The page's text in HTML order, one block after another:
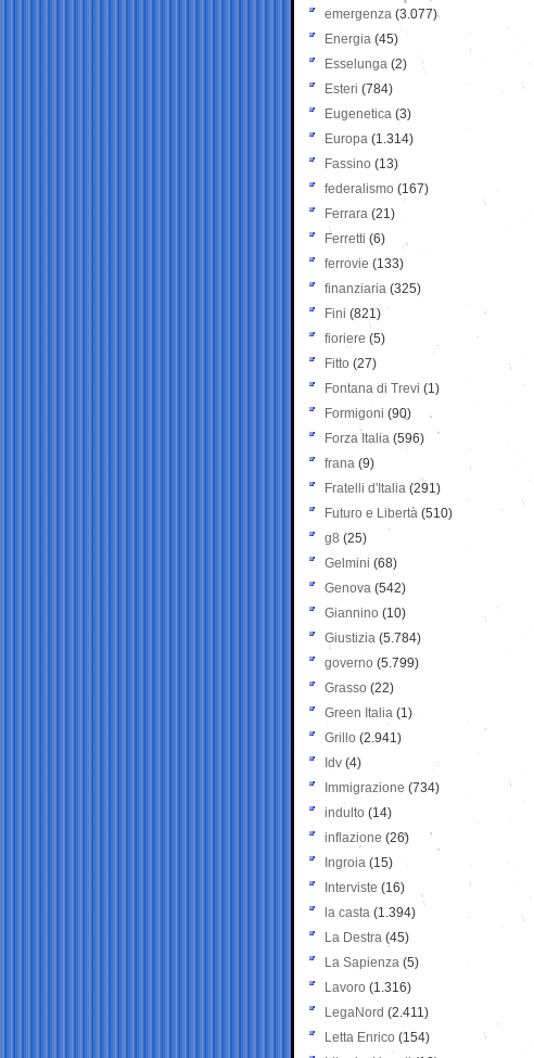
emergenza (3.077)
Energia (45)
Esselunga (2)
Esteri (784)
Eugenetica (3)
Europa (1.314)
Fassino (13)
federalismo (167)
Ferrara (21)
Ferretti (6)
ferrovie (133)
finanziaria (325)
Fini (821)
fioriere (5)
Fitto (27)
Fontana di Trevi (1)
Formigoni (90)
Forza Italia (596)
frana (9)
Fratelli d'Italia (291)
Futuro e Libertà (510)
g8 (25)
Gelmini (68)
Genova (542)
Giannino (10)
Giustizia (5.784)
governo (5.799)
Grasso (22)
Green Italia (1)
Grillo (2.941)
Idv (4)
Immigrazione (734)
indulto (14)
inflazione (26)
Ingroia (15)
Interviste (16)
la casta (1.394)
La Destra (45)
La Sapienza (5)
Lavoro (1.316)
LegaNord (2.411)
Letta Enrico (154)